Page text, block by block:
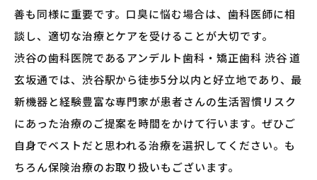
善も同様に重要です。口臭に悩む場合は、歯科医師に相
談し、適切な治療とケアを受けることが大切です。
渋谷の歯科医院であるアンデルト歯科・矯正歯科 渋谷 道
玄坂通では、渋谷駅から徒歩5分以内と好立地であり、最
新機器と経験豊富な専門家が患者さんの生活習慣リスク
にあった治療のご提案を時間をかけて行います。ぜひご
自身でベストだと思われる治療を選択してください。も
ちろん保険治療のお取り扱いもございます。